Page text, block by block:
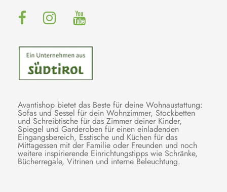
Avantishop bietet das Beste für deine Wohnaustattung:
Sofas und Sessel für dein Wohnzimmer, Stockbetten
und Schreibtische für das Zimmer deiner Kinder,
Spiegel und Garderoben für einen einladenden
Eingangsbereich, Esstische und Küchen für das
Mittagessen mit der Familie oder Freunden und noch
weitere inspirierende Einrichtungstipps wie Schränke,
Bücherregale, Vitrinen und interne Beleuchtung.